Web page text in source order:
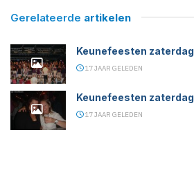
Gerelateerde artikelen
Keunefeesten
17 JAAR GELEDEN
Keunefeesten
17 JAAR GELEDEN